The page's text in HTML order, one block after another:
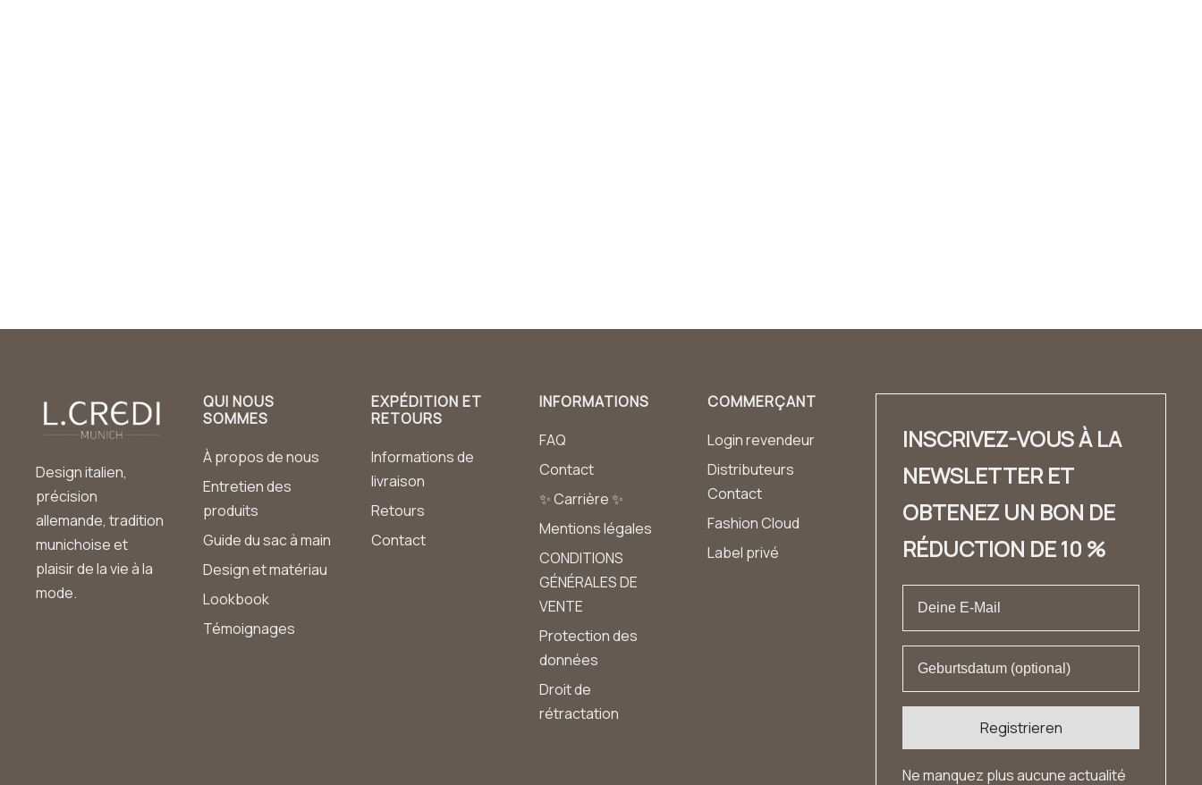
Design italien,
précision
allemande, tradition
munichoise et
plaisir de la vie à la
mode.
QUI NOUS
SOMMES
À propos de nous
Entretien des
produits
Guide du sac à main
Design et matériau
Lookbook
Témoignages
EXPÉDITION ET
RETOURS
Informations de
livraison
Retours
Contact
INFORMATIONS
FAQ
Contact
✨ Carrière ✨
Mentions légales
CONDITIONS
GÉNÉRALES DE
VENTE
Protection des
données
Droit de
rétractation
COMMERÇANT
Login revendeur
Distributeurs
Contact
Fashion Cloud
Label privé
INSCRIVEZ-VOUS À LA
NEWSLETTER ET
OBTENEZ UN BON DE
RÉDUCTION DE 10 %
Registrieren
Ne manquez plus aucune actualité